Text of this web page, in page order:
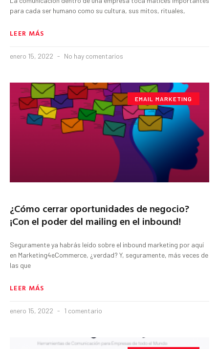
para cada ser humano como su cultura, sus mitos, rituales,
LEER MÁS
enero 15, 2022 No hay comentarios
EMAIL MARKETING
¿Cómo cerrar oportunidades de negocio?
¡Con el poder del mailing en el inbound!
Seguramente ya habrás leído sobre el inbound marketing por aquí
en Marketing4eCommerce, ¿verdad? Y, seguramente, más veces de
las que
LEER MÁS
enero 15, 2022 1 comentario